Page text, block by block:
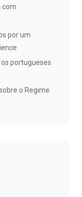
com
por um
portugueses
o Regime